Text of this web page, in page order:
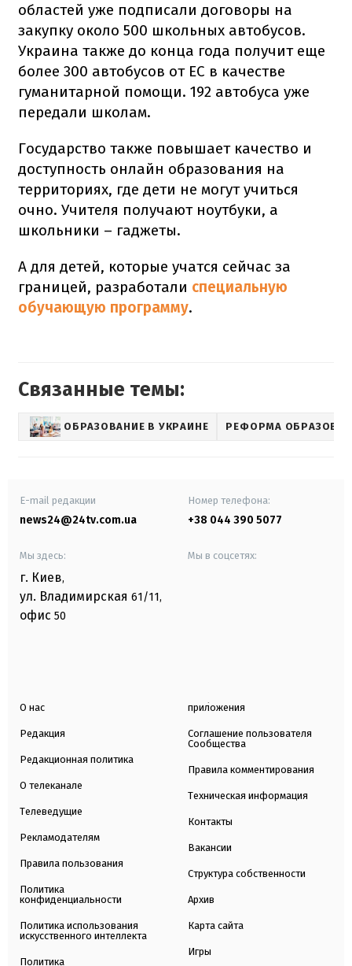
областей уже подписали договоры на
закупку около 500 школьных автобусов.
Украина также до конца года получит еще
более 300 автобусов от ЕС в качестве
гуманитарной помощи. 192 автобуса уже
передали школам.
Государство также повышает качество и
доступность онлайн образования на
территориях, где дети не могут учиться
очно. Учителя получают ноутбуки, а
школьники – гаджеты.
А для детей, которые учатся сейчас за
границей, разработали специальную
обучающую программу.
Связанные темы:
ОБРАЗОВАНИЕ В УКРАИНЕ РЕФОРМА
E-mail редакции
news24@24tv.com.ua
Номер телефона:
+38 044 390 5077
Мы здесь:
г. Киев,
ул. Владимирская 61/11,
офис 50
Мы в соцсетях:
О нас
Редакция
Редакционная политика
О телеканале
Телеведущие
Рекламодателям
Правила пользования
Политика
конфиденциальности
Политика использования
искусственного интеллекта
Политика
приложения
Соглашение пользователя
Сообщества
Правила комментирования
Техническая информация
Контакты
Вакансии
Структура собственности
Архив
Карта сайта
Игры